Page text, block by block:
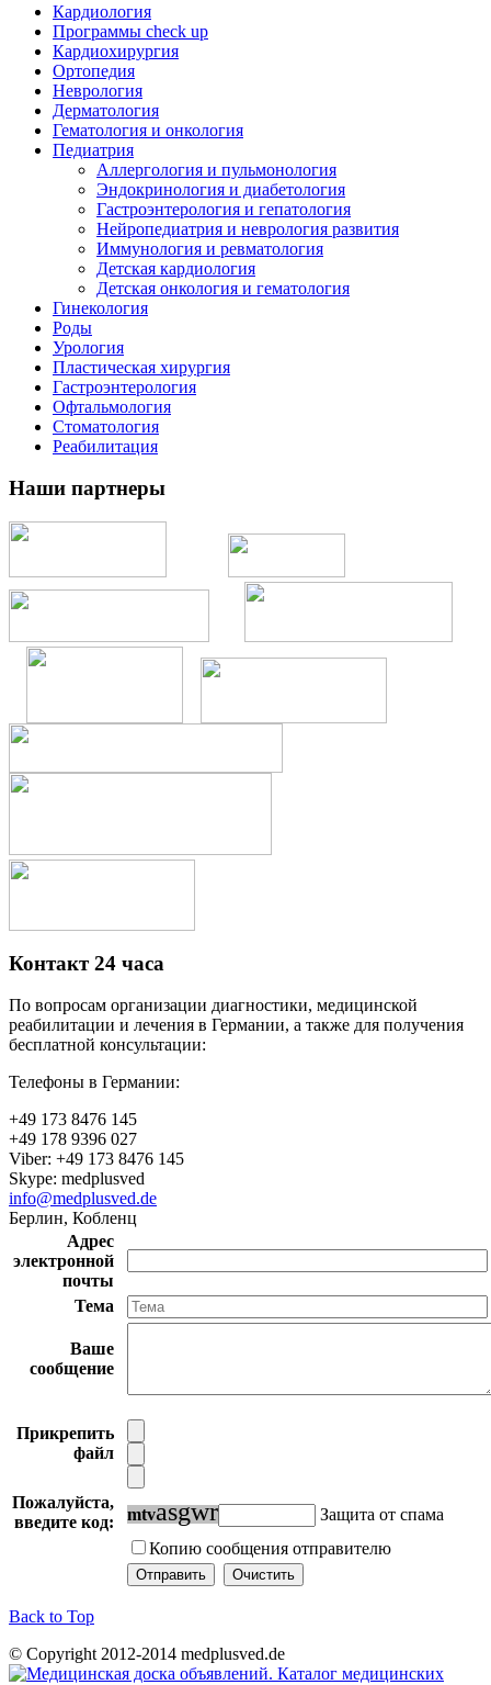
Кардиология
Программы check up
Кардиохирургия
Ортопедия
Неврология
Дерматология
Гематология и онкология
Педиатрия
Аллергология и пульмонология
Эндокринология и диабетология
Гастроэнтерология и гепатология
Нейропедиатрия и неврология развития
Иммунология и ревматология
Детская кардиология
Детская онкология и гематология
Гинекология
Роды
Урология
Пластическая хирургия
Гастроэнтерология
Офтальмология
Стоматология
Реабилитация
Наши партнеры
Контакт 24 часа
По вопросам организации диагностики, медицинской
реабилитации и лечения в Германии, а также для получения
бесплатной консультации:
Телефоны в Германии:
+49 173 8476 145
+49 178 9396 027
Viber: +49 173 8476 145
Skype: medplusved
info@medplusved.de
Берлин, Кобленц
Адрес
электронной
почты
Тема
Ваше
сообщение
Прикрепить
файл
Пожалуйста,
введите код:
mtvasgwr
Защита от спама
Копию сообщения отправителю
Back to Top
© Copyright 2012-2014 medplusved.de